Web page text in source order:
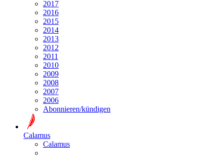
2017
2016
2015
2014
2013
2012
2011
2010
2009
2008
2007
2006
Abonnieren/kündigen
Calamus
Calamus